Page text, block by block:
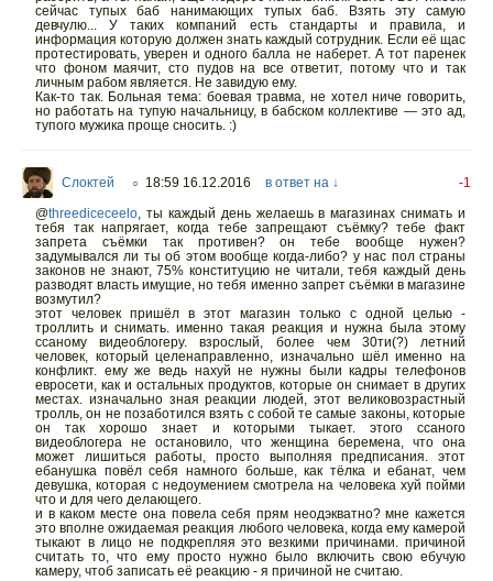
сейчас тупых баб нанимающих тупых баб. Взять эту самую
девчулю... У таких компаний есть стандарты и правила, и
информация которую должен знать каждый сотрудник. Если её щас
протестировать, уверен и одного балла не наберет. А тот паренек
что фоном маячит, сто пудов на все ответит, потому что и так
личным рабом является. Не завидую ему.
Как-то так. Больная тема: боевая травма, не хотел ниче говорить,
но работать на тупую начальницу, в бабском коллективе — это ад,
тупого мужика проще сносить. :)
Слоктей ○ 18:59 16.12.2016 в ответ на ↓
-1
@threediceceelo, ты каждый день желаешь в магазинах снимать и
тебя так напрягает, когда тебе запрещают съёмку? тебе факт
запрета съёмки так противен? он тебе вообще нужен?
задумывался ли ты об этом вообще когда-либо? у нас пол страны
законов не знают, 75% конституцию не читали, тебя каждый день
разводят власть имущие, но тебя именно запрет съёмки в магазине
возмутил?
этот человек пришёл в этот магазин только с одной целью -
троллить и снимать. именно такая реакция и нужна была этому
ссаному видеоблогеру. взрослый, более чем 30ти(?) летний
человек, который целенаправленно, изначально шёл именно на
конфликт. ему же ведь нахуй не нужны были кадры телефонов
евросети, как и остальных продуктов, которые он снимает в других
местах. изначально зная реакции людей, этот великовозрастный
тролль, он не позаботился взять с собой те самые законы, которые
он так хорошо знает и которыми тыкает. этого ссаного
видеоблогера не остановило, что женщина беремена, что она
может лишиться работы, просто выполняя предписания. этот
ебанушка повёл себя намного больше, как тёлка и ебанат, чем
девушка, которая с недоумением смотрела на человека хуй пойми
что и для чего делающего.
и в каком месте она повела себя прям неодэкватно? мне кажется
это вполне ожидаемая реакция любого человека, когда ему камерой
тыкают в лицо не подкрепляя это везкими причинами. причиной
считать то, что ему просто нужно было включить свою ебучую
камеру, чтоб записать её реакцию - я причиной не считаю.